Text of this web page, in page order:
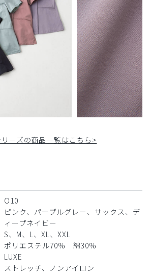
リーズの商品一覧はこちら>
O10
ピンク、パープルグレー、サックス、デ
ィープネイビー
S、M、L、XL、XXL
ポリエステル70% 綿30%
LUXE
ストレッチ、ノンアイロン